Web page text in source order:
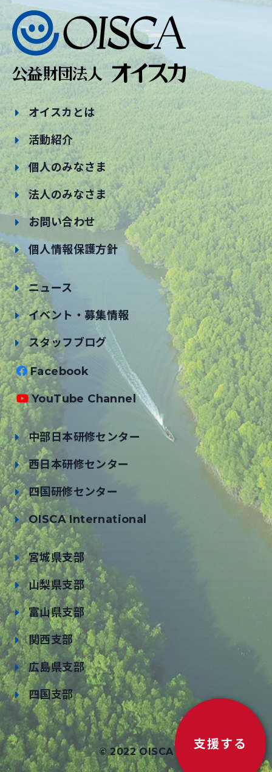
支援する
オイスカとは
活動紹介
個人のみなさま
法人のみなさま
お問い合わせ
個人情報保護方針
ニュース
イベント・募集情報
スタッフブログ
Facebook
YouTube Channel
中部日本研修センター
西日本研修センター
四国研修センター
OISCA International
宮城県支部
山梨県支部
富山県支部
関西支部
広島県支部
四国支部
© 2022 OISCA